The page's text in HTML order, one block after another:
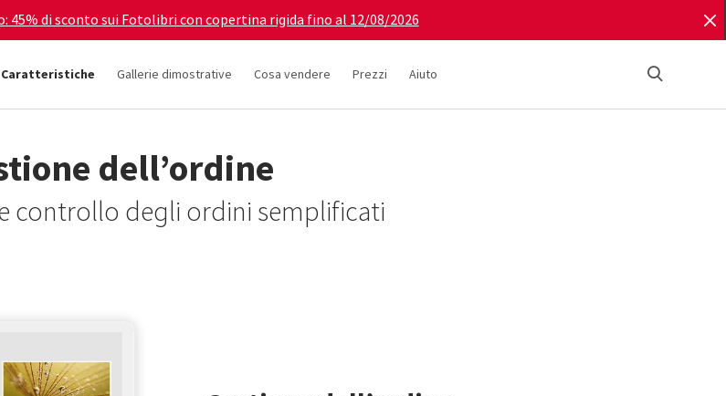
45% di sconto sui Fotolibri con copertina rigida fino al 12/08/2026
Caratteristiche Gallerie dimostrative Cosa vendere Prezzi Aiuto
dell’ordine
controllo degli ordini semplificati